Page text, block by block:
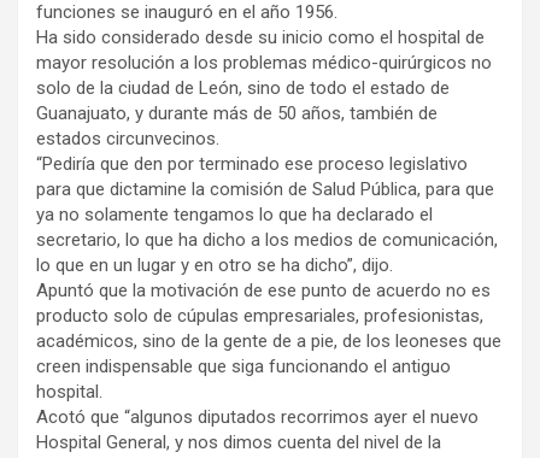
funciones se inauguró en el año 1956.
Ha sido considerado desde su inicio como el hospital de
mayor resolución a los problemas médico-quirúrgicos no
solo de la ciudad de León, sino de todo el estado de
Guanajuato, y durante más de 50 años, también de
estados circunvecinos.
“Pediría que den por terminado ese proceso legislativo
para que dictamine la comisión de Salud Pública, para que
ya no solamente tengamos lo que ha declarado el
secretario, lo que ha dicho a los medios de comunicación,
lo que en un lugar y en otro se ha dicho”, dijo.
Apuntó que la motivación de ese punto de acuerdo no es
producto solo de cúpulas empresariales, profesionistas,
académicos, sino de la gente de a pie, de los leoneses que
creen indispensable que siga funcionando el antiguo
hospital.
Acotó que “algunos diputados recorrimos ayer el nuevo
Hospital General, y nos dimos cuenta del nivel de la